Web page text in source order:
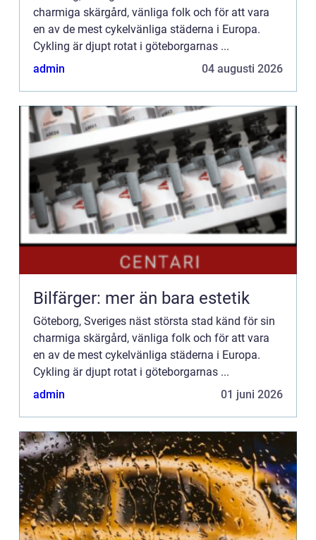
charmiga skärgård, vänliga folk och för att vara
en av de mest cykelvänliga städerna i Europa.
Cykling är djupt rotat i göteborgarnas ...
admin
04 augusti 2026
Bilfärger: mer än bara estetik
Göteborg, Sveriges näst största stad känd för sin
charmiga skärgård, vänliga folk och för att vara
en av de mest cykelvänliga städerna i Europa.
Cykling är djupt rotat i göteborgarnas ...
admin
01 juni 2026